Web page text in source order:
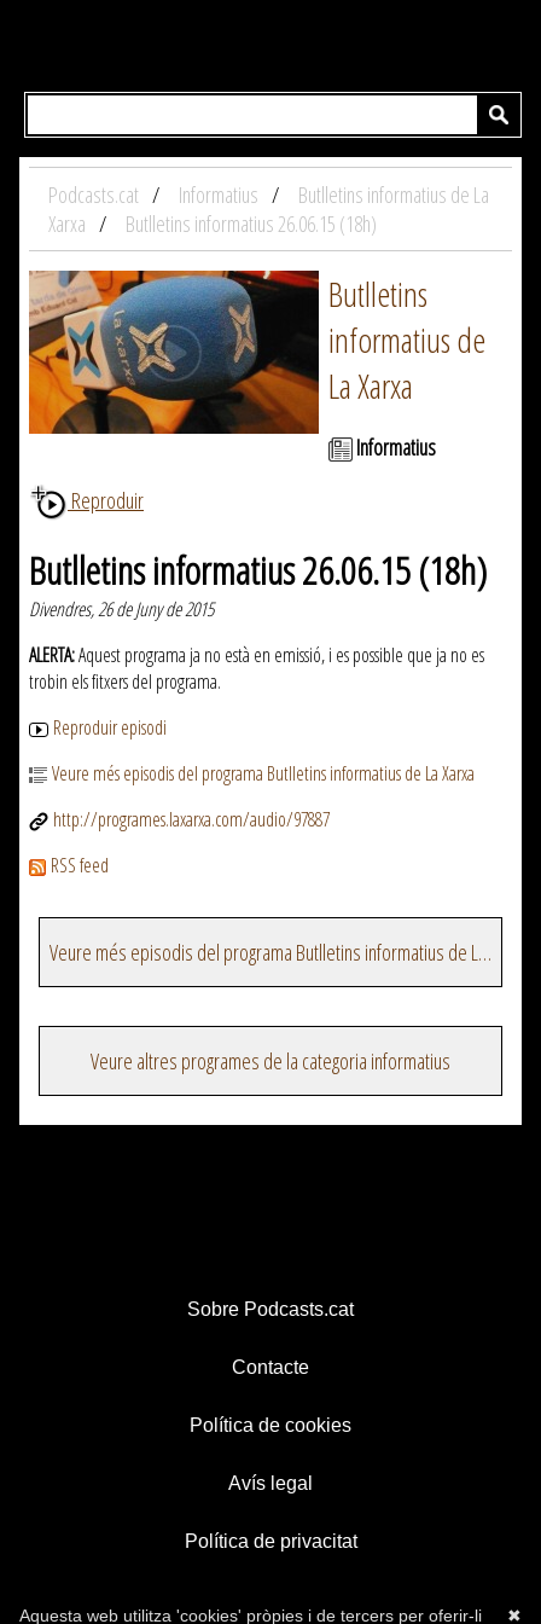
Podcasts.cat Informatius
Butlletins informatius de La
Xarxa
Butlletins informatius 26.06.15 (18h)
Butlletins
informatius de
La Xarxa
Informatius
Reproduir
Butlletins informatius 26.06.15 (18h)
Divendres, 26 de Juny de 2015
ALERTA:Aquest programa ja no està en emissió, i es possible que ja no es
trobin els fitxers del programa.
Reproduir episodi
Veure més episodis del programa Butlletins informatius de La Xarxa
http://programes.laxarxa.com/audio/97887
RSS feed
Veure més episodis del programa Butlletins informatius de La Xarxa
Veure altres programes de la categoria informatius
Sobre Podcasts.cat
Contacte
Política de cookies
Avís legal
Política de privacitat
✖
Aquesta web utilitza 'cookies' pròpies i de tercers per oferir-li